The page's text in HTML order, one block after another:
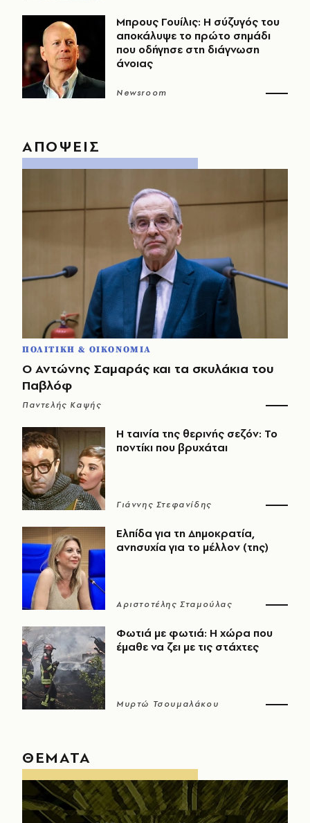
Μπρους Γουίλις: Η σύζυγός του
αποκάλυψε το πρώτο σημάδι
που οδήγησε στη διάγνωση
άνοιας
Newsroom
ΑΠΟΨΕΙΣ
ΠΟΛΙΤΙΚΗ & ΟΙΚΟΝΟΜΙΑ
Ο Αντώνης Σαμαράς και τα σκυλάκια του
Παβλόφ
Παντελής Καψής
Η ταινία της θερινής σεζόν: Το
ποντίκι που βρυχάται
Γιάννης Στεφανίδης
Ελπίδα για τη Δημοκρατία,
ανησυχία για το μέλλον (της)
Αριστοτέλης Σταμούλας
Φωτιά με φωτιά: Η χώρα που
έμαθε να ζει με τις στάχτες
Μυρτώ Τσουμαλάκου
ΘΕΜΑΤΑ